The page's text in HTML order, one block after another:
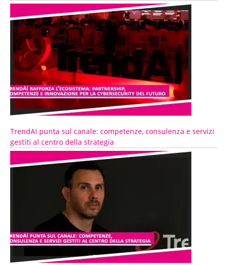
TrendAI punta sul canale: competenze, consulenza e servizi
gestiti al centro della strategia